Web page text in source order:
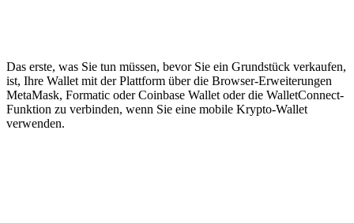
Das erste, was Sie tun müssen, bevor Sie ein Grundstück verkaufen,
ist, Ihre Wallet mit der Plattform über die Browser-Erweiterungen
MetaMask, Formatic oder Coinbase Wallet oder die WalletConnect-
Funktion zu verbinden, wenn Sie eine mobile Krypto-Wallet
verwenden.